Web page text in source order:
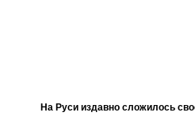
На Руси издавно сложилось